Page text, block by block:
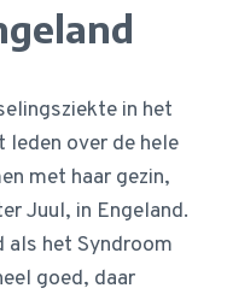
in het
leden over de hele
met haar gezin,
Juul, in Engeland.
als het Syndroom
goed, daar